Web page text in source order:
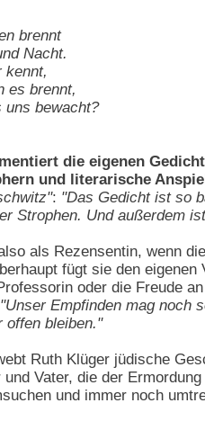
brennt
Nacht.
kennt,
es brennt,
uns bewacht?
die eigenen
und literarische
: "Das Gedicht ist so
Strophen. Und außerdem
als Rezensentin, wenn
fügt sie den
oder die Freude
"Unser Empfinden mag noch
offen bleiben."
Ruth Klüger jüdische
und Vater, die der
und immer noch